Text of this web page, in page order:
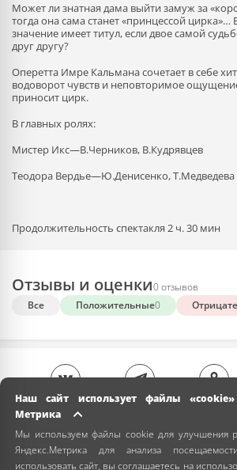
Может ли знатная дама выйти замуж за
тогда она сама станет «принцессой
значение имеет титул, если двое самой
друг другу?
Оперетта Имре Кальмана сочетает в себе
водоворот чувств и неповторимое
приносит цирк.
В главных ролях:
Мистер Икс—В.Черников, В.Кудрявцев
Теодора Вердье—Ю.Денисенко, Т.Медведева
Продолжительность спектакля 2 ч. 30 мин
Отзывы и оценки0 отзывов
Все
Положительные0
Наш сайт использует файлы
Метрика
Мы используем файлы cookie для улучшения
Яндекс.Метрика для анализа
использовать сайт, вы соглашаетесь на